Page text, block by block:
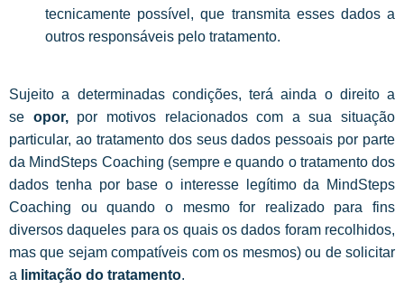
tecnicamente possível, que transmita esses dados a
outros responsáveis pelo tratamento.
Sujeito a determinadas condições, terá ainda o direito a
se opor,por motivos relacionados com a sua situação
particular, ao tratamento dos seus dados pessoais por parte
da MindSteps Coaching (sempre e quando o tratamento dos
dados tenha por base o interesse legítimo da MindSteps
Coaching ou quando o mesmo for realizado para fins
diversos daqueles para os quais os dados foram recolhidos,
mas que sejam compatíveis com os mesmos) ou de solicitar
a limitação do tratamento.